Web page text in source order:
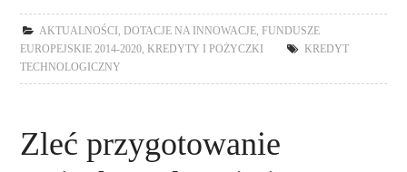
AKTUALNOŚCI DOTACJE NA INNOWACJE
FUNDUSZE
EUROPEJSKIE 2014-2020
KREDYTY I POŻYCZKI
KREDYT
TECHNOLOGICZNY
Zleć przygotowanie